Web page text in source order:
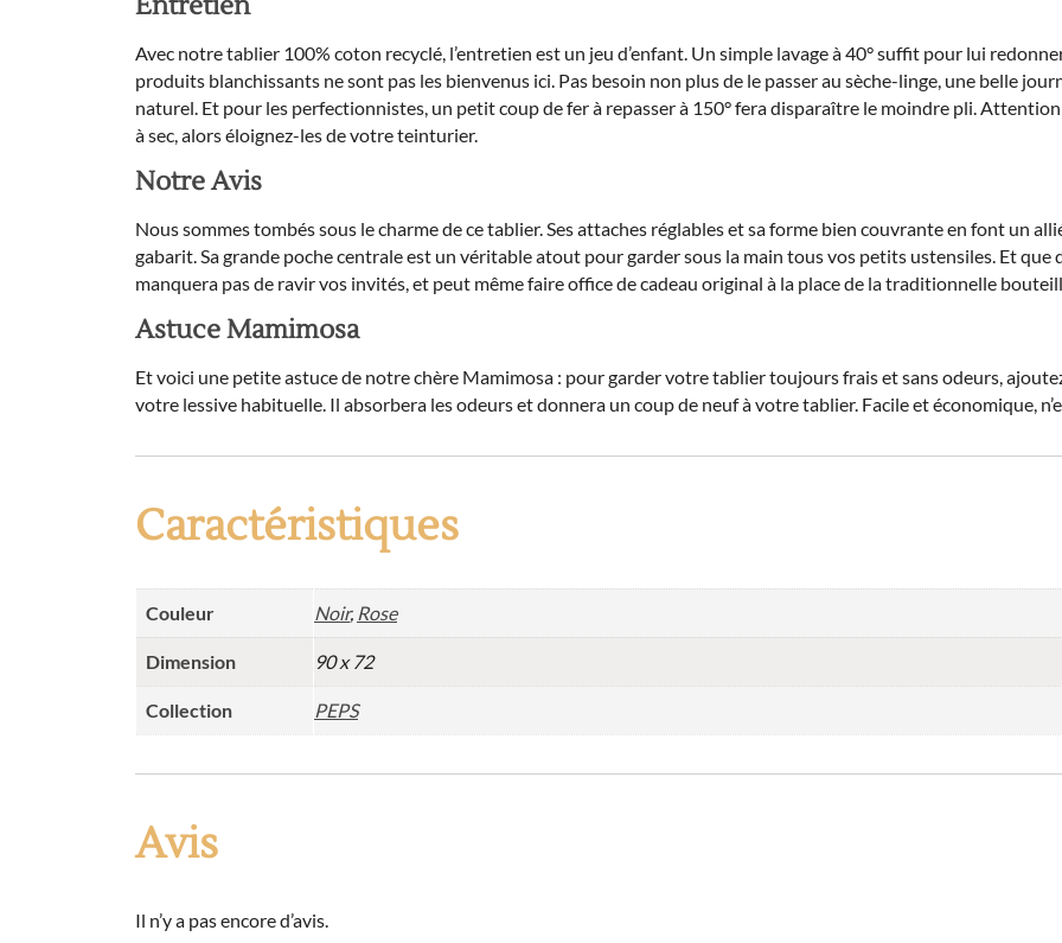
Avec notre tablier 100% coton recyclé, l’entretien est un jeu d’enfant. Un simple lavage à 40° suffit pour lui
produits blanchissants ne sont pas les bienvenus ici. Pas besoin non plus de le passer au sèche-linge, une belle
naturel. Et pour les perfectionnistes, un petit coup de fer à repasser à 150° fera disparaître le moindre pli.
à sec, alors éloignez-les de votre teinturier.
Notre Avis
Nous sommes tombés sous le charme de ce tablier. Ses attaches réglables et sa forme bien couvrante en font un
gabarit. Sa grande poche centrale est un véritable atout pour garder sous la main tous vos petits ustensiles. Et que
manquera pas de ravir vos invités, et peut même faire office de cadeau original à la place de la traditionnelle
Astuce Mamimosa
Et voici une petite astuce de notre chère Mamimosa : pour garder votre tablier toujours frais et sans odeurs,
votre lessive habituelle. Il absorbera les odeurs et donnera un coup de neuf à votre tablier. Facile et économique,
Caractéristiques
Couleur Noir, Rose
Dimension 90 x 72
Collection PEPS
Avis
Il n’y a pas encore d’avis.